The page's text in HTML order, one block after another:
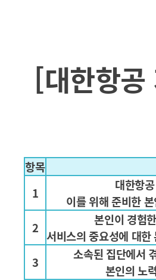
[대한항
항목
1
대한항
이를 위해 준비한
2
본인이 경험
서비스의 중요성에 대
3
소속된 집단에서
본인의 노